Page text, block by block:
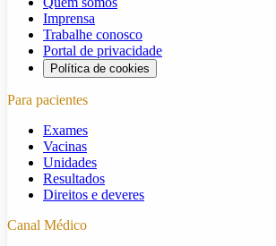
Imprensa
Trabalhe conosco
Portal de privacidade
Política de cookies
Para pacientes
Exames
Vacinas
Unidades
Resultados
Direitos e deveres
Canal Médico